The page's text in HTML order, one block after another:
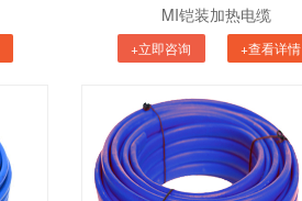
MI铠装加热电缆
+立即咨询 +查看详情